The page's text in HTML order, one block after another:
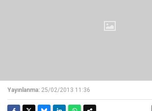
Yayınlanma: 25/02/2013 11:36